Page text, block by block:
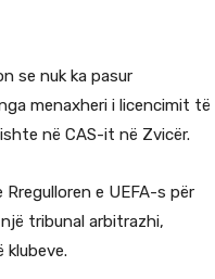
se nuk ka pasur
menaxheri i licencimit të
në CAS-it në Zvicër.
e UEFA-s për
tribunal arbitrazhi,